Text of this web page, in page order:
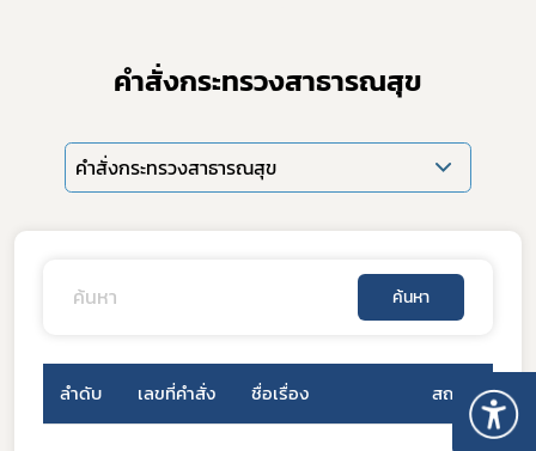
คำสั่งกระทรวงสาธารณสุข
คำสั่งกระทรวงสาธารณสุข
ค้นหา
ลำดับ เลขที่คำสั่ง ​ชื่อเรื่อง สถานะ